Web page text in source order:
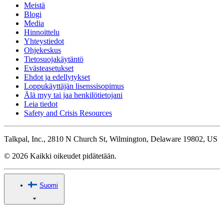
Meistä
Blogi
Media
Hinnoittelu
Yhteystiedot
Ohjekeskus
Tietosuojakäytäntö
Evästeasetukset
Ehdot ja edellytykset
Loppukäyttäjän lisenssisopimus
Älä myy tai jaa henkilötietojani
Leia tiedot
Safety and Crisis Resources
Talkpal, Inc., 2810 N Church St, Wilmington, Delaware 19802, US
© 2026 Kaikki oikeudet pidätetään.
Suomi